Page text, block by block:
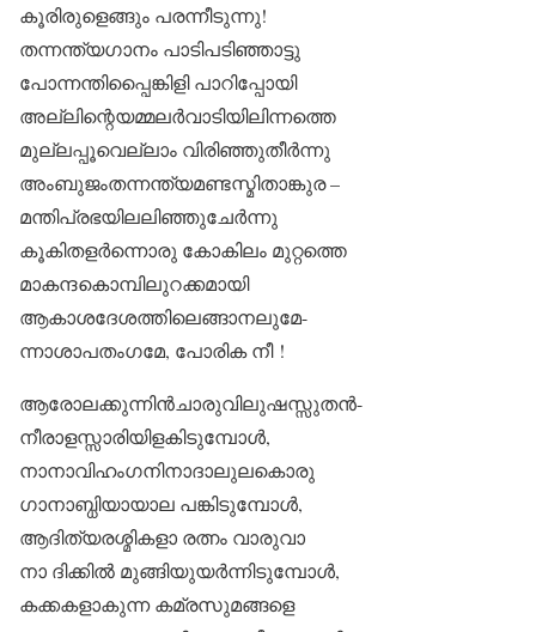
കൂരിരുളെങ്ങും പരന്നീടുന്നു!
തന്നന്ത്യഗാനം പാടിപടിഞ്ഞാട്ടു
പോന്നന്തിപ്പൈങ്കിളി പാറിപ്പോയി
അല്ലിന്റെയമ്മലർവാടിയിലിന്നത്തെ
മുല്ലപ്പൂവെല്ലാം വിരിഞ്ഞുതീർന്നു
അംബുജംതന്നന്ത്യമണ്ടസ്മിതാങ്കുര –
മന്തിപ്രഭയിലലിഞ്ഞുചേർന്നു
കൂകിതളർന്നൊരു കോകിലം മുറ്റത്തെ
മാകന്ദകൊമ്പിലുറക്കമായി
ആകാശദേശത്തിലെങ്ങാനലുമേ-
ന്നാശാപതംഗമേ, പോരിക നീ !
ആരോലക്കുന്നിൻചാരുവിലുഷസ്സുതൻ-
നീരാളസ്സാരിയിളകിടുമ്പോൾ,
നാനാവിഹംഗനിനാദാലുലകൊരു
ഗാനാബ്ധിയായാല പങ്കിടുമ്പോൾ,
ആദിത്യരശ്മികളാ രത്നം വാരുവാ
നാ ദിക്കിൽ മുങ്ങിയുയർന്നിടുമ്പോൾ,
കക്കകളാകുന്ന കമ്രസുമങ്ങളെ